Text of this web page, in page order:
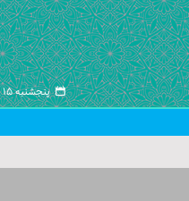
پنجشنبه ۱۵ مرداد ۱۴۰۵ -